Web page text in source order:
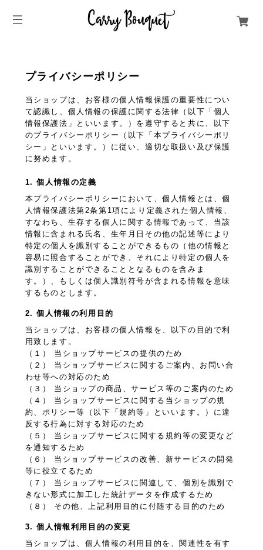
プライバシーポリシー
当ショップは、お客様の個人情報保護の重要性につい
て認識し、個人情報の保護に関する法律（以下「個人
情報保護法」といいます。）を遵守すると共に、以下
のプライバシーポリシー（以下「本プライバシーポリ
シー」といいます。）に従い、適切な取扱い及び保護
に努めます。
1. 個人情報の定義
本プライバシーポリシーにおいて、個人情報とは、個
人情報保護法第2条第1項により定義された個人情報、
すなわち、生存する個人に関する情報であって、当該
情報に含まれる氏名、生年月日その他の記述等により
特定の個人を識別することができるもの（他の情報と
容易に照合することができ、それにより特定の個人を
識別することができることとなるものを含みま
す。）、もしくは個人識別符号が含まれる情報を意味
するものとします。
2. 個人情報の利用目的
当ショップは、お客様の個人情報を、以下の目的で利
用致します。
（１） 当ショップサービスの提供のため
（２） 当ショップサービスに関するご案内、お問い合
わせ等への対応のため
（３） 当ショップの商品、サービス等のご案内のため
（４） 当ショップサービスに関する当ショップの規
約、ポリシー等（以下「規約等」といいます。）に違
反する行為に対する対応のため
（５） 当ショップサービスに関する規約等の変更など
を通知するため
（６） 当ショップサービスの改善、新サービスの開発
等に役立てるため
（７） 当ショップサービスに関連して、個別を識別で
きない形式に加工した統計データを作成するため
（８） その他、上記利用目的に付随する目的のため
3. 個人情報利用目的の変更
当ショップは、個人情報の利用目的を、関連性を有す